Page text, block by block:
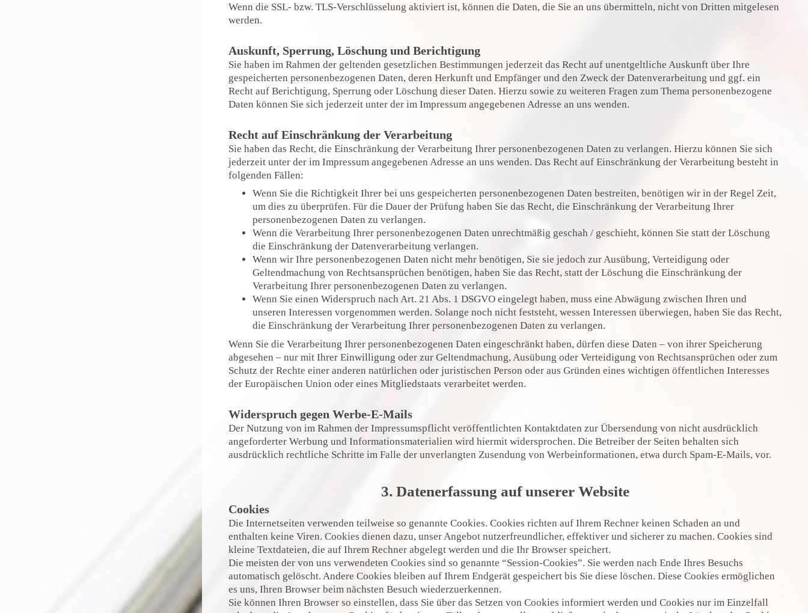
Wenn die SSL- bzw. TLS-Verschlüsselung aktiviert ist, können die Daten, die Sie an uns übermitteln, nicht von Dritten mitgelesen
werden.
Auskunft, Sperrung, Löschung und Berichtigung
Sie haben im Rahmen der geltenden gesetzlichen Bestimmungen jederzeit das Recht auf unentgeltliche Auskunft über Ihre
gespeicherten personenbezogenen Daten, deren Herkunft und Empfänger und den Zweck der Datenverarbeitung und ggf. ein
Recht auf Berichtigung, Sperrung oder Löschung dieser Daten. Hierzu sowie zu weiteren Fragen zum Thema personenbezogene
Daten können Sie sich jederzeit unter der im Impressum angegebenen Adresse an uns wenden.
Recht auf Einschränkung der Verarbeitung
Sie haben das Recht, die Einschränkung der Verarbeitung Ihrer personenbezogenen Daten zu verlangen. Hierzu können Sie sich
jederzeit unter der im Impressum angegebenen Adresse an uns wenden. Das Recht auf Einschränkung der Verarbeitung besteht in
folgenden Fällen:
Wenn Sie die Richtigkeit Ihrer bei uns gespeicherten personenbezogenen Daten bestreiten, benötigen wir in der Regel Zeit,
um dies zu überprüfen. Für die Dauer der Prüfung haben Sie das Recht, die Einschränkung der Verarbeitung Ihrer
personenbezogenen Daten zu verlangen.
Wenn die Verarbeitung Ihrer personenbezogenen Daten unrechtmäßig geschah / geschieht, können Sie statt der Löschung
die Einschränkung der Datenverarbeitung verlangen.
Wenn wir Ihre personenbezogenen Daten nicht mehr benötigen, Sie sie jedoch zur Ausübung, Verteidigung oder
Geltendmachung von Rechtsansprüchen benötigen, haben Sie das Recht, statt der Löschung die Einschränkung der
Verarbeitung Ihrer personenbezogenen Daten zu verlangen.
Wenn Sie einen Widerspruch nach Art. 21 Abs. 1 DSGVO eingelegt haben, muss eine Abwägung zwischen Ihren und
unseren Interessen vorgenommen werden. Solange noch nicht feststeht, wessen Interessen überwiegen, haben Sie das Recht,
die Einschränkung der Verarbeitung Ihrer personenbezogenen Daten zu verlangen.
Wenn Sie die Verarbeitung Ihrer personenbezogenen Daten eingeschränkt haben, dürfen diese Daten – von ihrer Speicherung
abgesehen – nur mit Ihrer Einwilligung oder zur Geltendmachung, Ausübung oder Verteidigung von Rechtsansprüchen oder zum
Schutz der Rechte einer anderen natürlichen oder juristischen Person oder aus Gründen eines wichtigen öffentlichen Interesses
der Europäischen Union oder eines Mitgliedstaats verarbeitet werden.
Widerspruch gegen Werbe-E-Mails
Der Nutzung von im Rahmen der Impressumspflicht veröffentlichten Kontaktdaten zur Übersendung von nicht ausdrücklich
angeforderter Werbung und Informationsmaterialien wird hiermit widersprochen. Die Betreiber der Seiten behalten sich
ausdrücklich rechtliche Schritte im Falle der unverlangten Zusendung von Werbeinformationen, etwa durch Spam-E-Mails, vor.
3. Datenerfassung auf unserer Website
Cookies
Die Internetseiten verwenden teilweise so genannte Cookies. Cookies richten auf Ihrem Rechner keinen Schaden an und
enthalten keine Viren. Cookies dienen dazu, unser Angebot nutzerfreundlicher, effektiver und sicherer zu machen. Cookies sind
kleine Textdateien, die auf Ihrem Rechner abgelegt werden und die Ihr Browser speichert.
Die meisten der von uns verwendeten Cookies sind so genannte “Session-Cookies”. Sie werden nach Ende Ihres Besuchs
automatisch gelöscht. Andere Cookies bleiben auf Ihrem Endgerät gespeichert bis Sie diese löschen. Diese Cookies ermöglichen
es uns, Ihren Browser beim nächsten Besuch wiederzuerkennen.
Sie können Ihren Browser so einstellen, dass Sie über das Setzen von Cookies informiert werden und Cookies nur im Einzelfall